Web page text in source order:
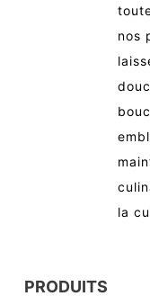
nos
la
PRODUITS